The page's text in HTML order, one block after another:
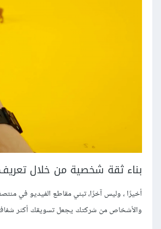
بناء ثقة شخصية من خلال
أخيرًا ، وليس آخرًا، تبني مقاطع الفيديو في
والأشخاص من شركتك يجعل تسويقك أكثر